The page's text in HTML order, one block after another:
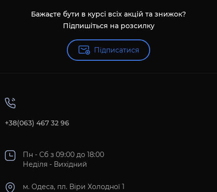
Бажаєте бути в курсі всіх акцій та знижок?
Підпишіться на розсилку
Підписатися
+38(063) 467 32 96
Пн - Сб з 09:00 до 18:00
Неділя - Вихідний
м. Одеса, пл. Віри Холодної 1